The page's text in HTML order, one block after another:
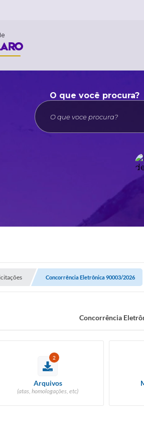
O
Concorrência Eletrônica 90003/2026
Concorrência
2
Arquivos
(atas, homologações, etc)